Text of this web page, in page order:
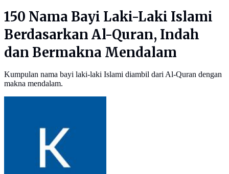
150 Nama Bayi Laki-Laki Islami
Berdasarkan Al-Quran, Indah
dan Bermakna Mendalam
Kumpulan nama bayi laki-laki Islami diambil dari Al-Quran dengan
makna mendalam.